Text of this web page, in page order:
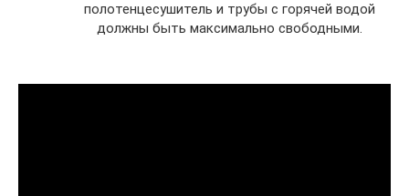
полотенцесушитель и трубы с горячей водой
должны быть максимально свободными.